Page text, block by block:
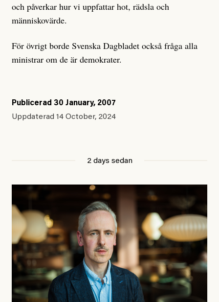
och påverkar hur vi uppfattar hot, rädsla och
människovärde.
För övrigt borde Svenska Dagbladet också fråga alla
ministrar om de är demokrater.
Publicerad 30 January, 2007
Uppdaterad 14 October, 2024
2 days sedan